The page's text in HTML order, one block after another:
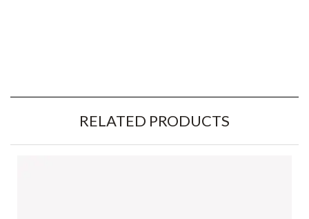
RELATED PRODUCTS